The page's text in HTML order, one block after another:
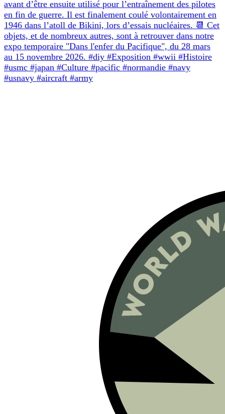
avant d’être ensuite utilisé pour l’entraînement des pilotes
en fin de guerre. Il est finalement coulé volontairement en
1946 dans l’atoll de Bikini, lors d’essais nucléaires. 📆 Cet
objets, et de nombreux autres, sont à retrouver dans notre
expo temporaire "Dans l'enfer du Pacifique", du 28 mars
au 15 novembre 2026. #diy #Exposition #wwii #Histoire
#usmc #japan #Culture #pacific #normandie #navy
#usnavy #aircraft #army